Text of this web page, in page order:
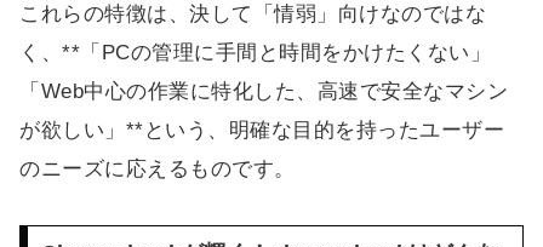
これらの特徴は、決して「情弱」向けなのではな
く、**「PCの管理に手間と時間をかけたくない」
「Web中心の作業に特化した、高速で安全なマシン
が欲しい」**という、明確な目的を持ったユーザー
のニーズに応えるものです。